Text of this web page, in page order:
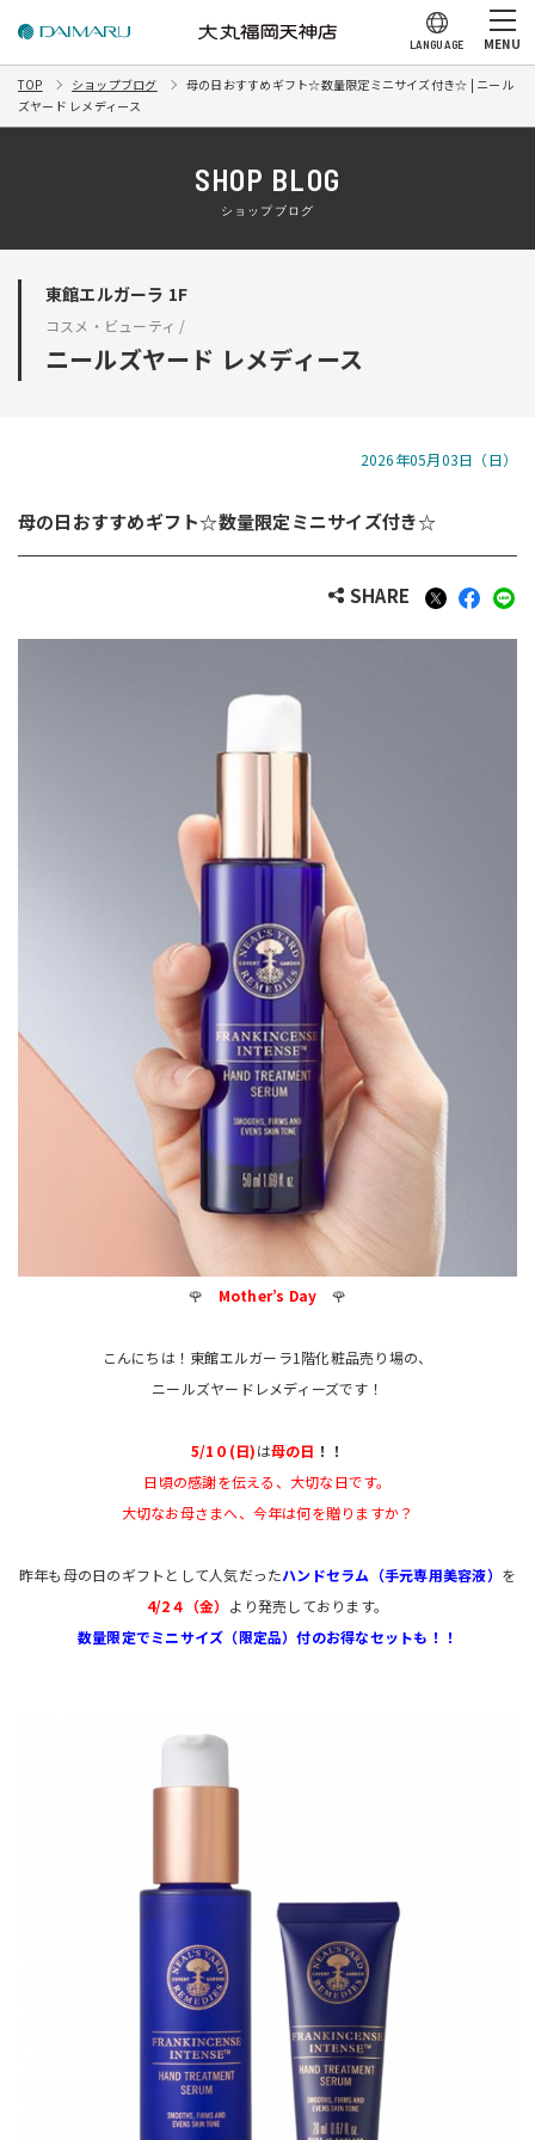
LANGUAGE MENU
TOP ショップブログ
母の日おすすめギフト☆数量限定ミニサイズ付き☆ | ニール
ズヤード レメディース
SHOP BLOG
ショップブログ
東館エルガーラ 1F
コスメ・ビューティ /
ニールズヤード レメディース
2026年05月03日（日）
母の日おすすめギフト☆数量限定ミニサイズ付き☆
SHARE
🌹 Mother’s Day 🌹
こんにちは！東館エルガーラ1階化粧品売り場の、
ニールズヤードレメディーズです！
5/1０(日)は母の日 ！！
日頃の感謝を伝える、大切な日です。
大切なお母さまへ、今年は何を贈りますか？
昨年も母の日のギフトとして人気だったハンドセラム（手元専用美容液） を
4/2４（金） より発売しております。
数量限定でミニサイズ（限定品）付のお得なセットも！！